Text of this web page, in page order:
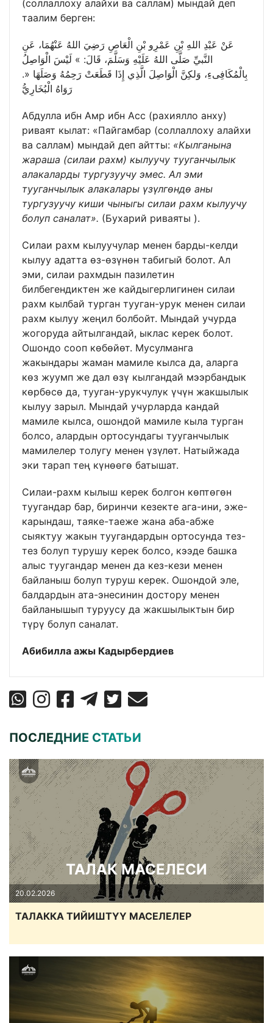
(соллаллоху алайхи ва саллам) мындай деп
таалим берген:
عَنْ عَبْدِ اللهِ بْنِ عَمْرِو بْنِ الْعَاصِ رَضِيَ اللهُ عَنْهُمَا، عَنِ
النَّبيِّ صَلَّى اللهُ عَلَيْهِ وَسَلَّمَ، قَالَ: » لَيْسَ الْوَاصِلُ
بِالْمُكَافِىءِ، وَلكِنَّ الْوَاصِلَ الَّذِي إِذَا قَطَعَتْ رَحِمُهُ وَصَلَهَا «.
رَوَاهُ الْبُخَارِيُّ
Абдулла ибн Амр ибн Асс (рахиялло анху)
риваят кылат: «Пайгамбар (соллаллоху алайхи
ва саллам) мындай деп айтты: «Кылганына
жараша (силаи рахм) кылуучу тууганчылык
алакаларды тургузуучу эмес. Ал эми
тууганчылык алакалары үзүлгөндө аны
тургузуучу киши чыныгы силаи рахм кылуучу
болуп саналат». (Бухарий риваяты ).
Силаи рахм кылуучулар менен барды-келди
кылуу адатта өз-өзүнөн табигый болот. Ал
эми, силаи рахмдын пазилетин
билбегендиктен же кайдыгерлигинен силаи
рахм кылбай турган тууган-урук менен силаи
рахм кылуу жеңил болбойт. Мындай учурда
жогоруда айтылгандай, ыклас керек болот.
Ошондо сооп көбөйөт. Мусулманга
жакындары жаман мамиле кылса да, аларга
көз жуумп же дал өзү кылгандай мээрбандык
көрбөсө да, тууган-урукчулук үчүн жакшылык
кылуу зарыл. Мындай учурларда кандай
мамиле кылса, ошондой мамиле кыла турган
болсо, алардын ортосундагы тууганчылык
мамилелер толугу менен үзүлөт. Натыйжада
эки тарап тең күнөөгө батышат.
Силаи-рахм кылыш керек болгон көптөгөн
туугандар бар, биринчи кезекте ага-ини, эже-
карындаш, таяке-таеже жана аба-абже
сыяктуу жакын туугандардын ортосунда тез-
тез болуп турушу керек болсо, кээде башка
алыс туугандар менен да кез-кези менен
байланыш болуп туруш керек. Ошондой эле,
балдардын ата-энесинин достору менен
байланышып туруусу да жакшылыктын бир
түрү болуп саналат.
Абибилла ажы Кадырбердиев
ПОСЛЕДНИЕ СТАТЬИ
ТАЛАК МАСЕЛЕСИ
20.02.2026
ТАЛАККА ТИЙИШТҮҮ МАСЕЛЕЛЕР